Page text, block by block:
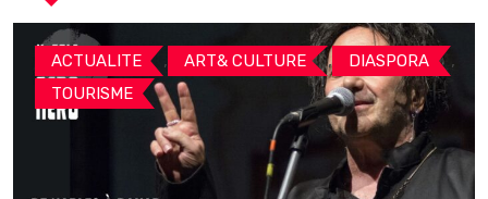
ACTUALITE , ART& CULTURE , DIASPORA ,
TOURISME